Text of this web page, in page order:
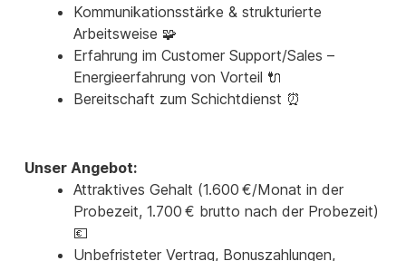
Kommunikationsstärke & strukturierte
Arbeitsweise 🧩
Erfahrung im Customer Support/Sales –
Energieerfahrung von Vorteil 🔌
Bereitschaft zum Schichtdienst ⏰
Unser Angebot:
Attraktives Gehalt (1.600 €/Monat in der
Probezeit, 1.700 € brutto nach der Probezeit)
💶
Unbefristeter Vertrag, Bonuszahlungen,